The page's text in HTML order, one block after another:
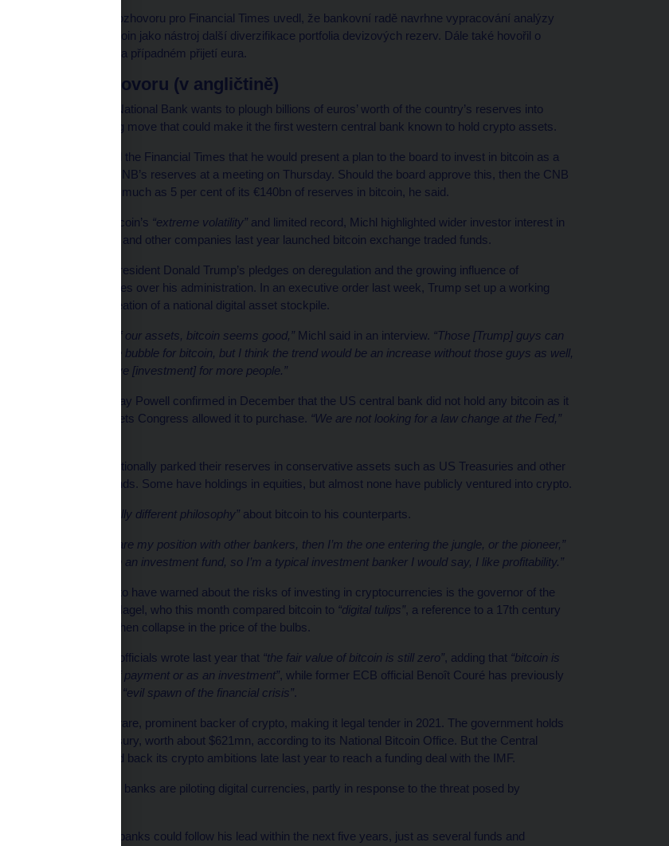
Guvernér Aleš Michl v rozhovoru pro Financial Times uvedl, že bankovní radě navrhne vypracování analýzy
možnosti nakupovat bitcoin jako nástroj další diverzifikace portfolia devizových rezerv. Dále také hovořil o
měnové politice, koruně a případném přijetí eura.
Plné znění rozhovoru (v angličtině)
The head of the Czech National Bank wants to plough billions of euros’ worth of the country’s reserves into
bitcoin, a groundbreaking move that could make it the first western central bank known to hold crypto assets.
Governor Aleš Michl told the Financial Times that he would present a plan to the board to invest in bitcoin as a
way of diversifying the CNB’s reserves at a meeting on Thursday. Should the board approve this, then the CNB
could eventually hold as much as 5 per cent of its €140bn of reserves in bitcoin, he said.
While acknowledging bitcoin’s “extreme volatility”and limited record, Michl highlighted wider investor interest in
bitcoin since BlackRock and other companies last year launched bitcoin exchange traded funds.
He also pointed to US President Donald Trump’s pledges on deregulation and the growing influence of
cryptocurrency executives over his administration. In an executive order last week, Trump set up a working
group to evaluate the creation of a national digital asset stockpile.
“For the diversification of our assets, bitcoin seems good,”Michl said in an interview. “Those [Trump] guys can
now kind of create some bubble for bitcoin, but I think the trend would be an increase without those guys as well,
because it’s an alternative [investment] for more people.”
Federal Reserve chair Jay Powell confirmed in December that the US central bank did not hold any bitcoin as it
was not in the list of assets Congress allowed it to purchase. “We are not looking for a law change at the Fed,”
Central banks have traditionally parked their reserves in conservative assets such as US Treasuries and other
forms of highly rated bonds. Some have holdings in equities, but almost none have publicly ventured into crypto.
“a totally different philosophy”about bitcoin to his counterparts.
“Of course, if you compare my position with other bankers, then I’m the one entering the jungle, or the pioneer,”
“I used to run an investment fund, so I’m a typical investment banker I would say, I like profitability.”
Among central bankers to have warned about the risks of investing in cryptocurrencies is the governor of the
Bundesbank, Joachim Nagel, who this month compared bitcoin to “digital tulips”, a reference to a 17th century
speculative bubble and then collapse in the price of the bulbs.
European Central Bank officials wrote last year that “the fair value of bitcoin is still zero”, adding that “bitcoin is
not suitable as means of payment or as an investment”, while former ECB official Benoît Couré has previously
“evil spawn of the financial crisis”.
El Salvador has been a rare, prominent backer of crypto, making it legal tender in 2021. The government holds
6,048 bitcoins in its treasury, worth about $621mn, according to its National Bitcoin Office. But the Central
American country scaled back its crypto ambitions late last year to reach a funding deal with the IMF.
In addition, some central banks are piloting digital currencies, partly in response to the threat posed by
Michl said more central banks could follow his lead within the next five years, just as several funds and